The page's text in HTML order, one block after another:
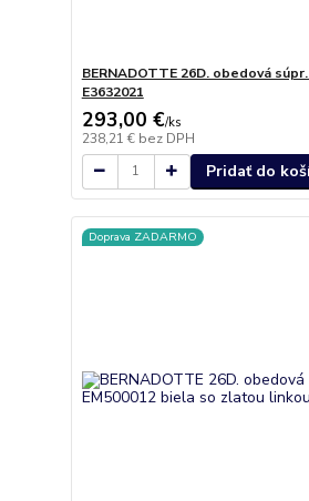
BERNADOTTE 26D. obedová
E3632021
293,00 €/ks
238,21 € bez DPH
Pridať do
Doprava ZADARMO